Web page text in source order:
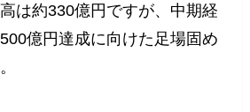
は約330億円ですが、中期経
億円達成に向けた足場固め